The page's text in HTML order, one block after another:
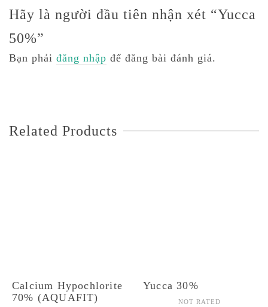
Hãy là người đầu tiên nhận xét “Yucca
50%”
Bạn phải đăng nhập để đăng bài đánh giá.
Related Products
Calcium Hypochlorite
70% (AQUAFIT)
Yucca 30%
NOT RATED